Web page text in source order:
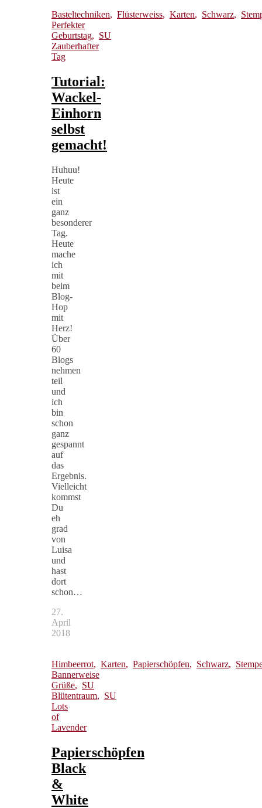
Basteltechniken, Flüsterweiss, Karten, Schwarz,
Perfekter
Geburtstag, SU
Zauberhafter
Tag
Tutorial:
Wackel-
Einhorn
selbst
gemacht!
Huhuu!
Heute
ist
ein
ganz
besonderer
Tag.
Heute
mache
ich
mit
beim
Blog-
Hop
mit
Herz!
Über
60
Blogs
nehmen
teil
und
ich
bin
schon
ganz
gespannt
auf
das
Ergebnis.
Vielleicht
kommst
Du
eh
grad
von
Luisa
und
hast
dort
schon…
27.
April
2018
Himbeerrot, Karten, Papierschöpfen, Schwarz,
Bannerweise
Grüße, SU
Blütentraum, SU
Lots
of
Lavender
Papierschöpfen
Black
&
White